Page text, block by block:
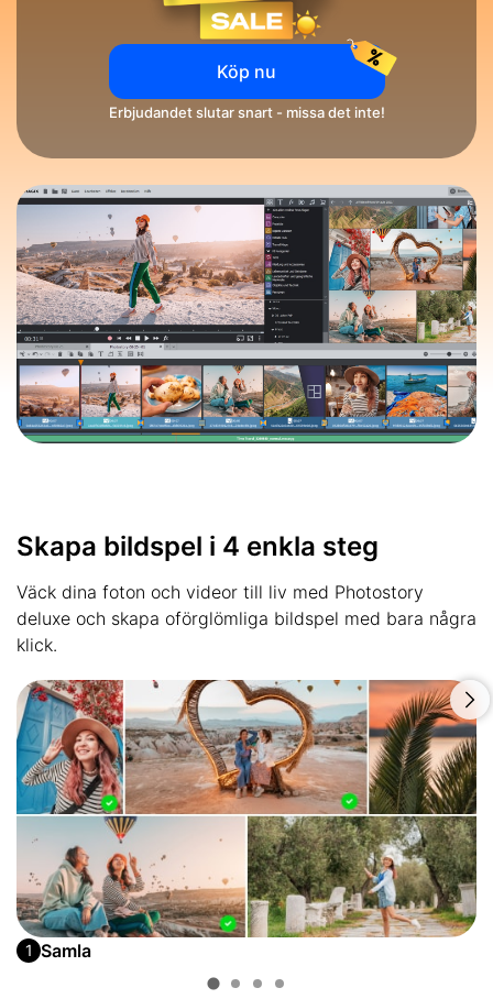
Köp nu
Erbjudandet slutar snart - missa det inte!
Skapa bildspel i 4 enkla steg
Väck dina foton och videor till liv med Photostory
deluxe och skapa oförglömliga bildspel med bara några
klick.
1 Samla